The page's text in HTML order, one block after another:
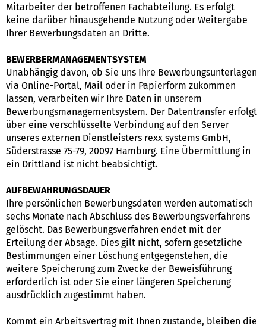
Mitarbeiter der betroffenen Fachabteilung. Es erfolgt
keine darüber hinausgehende Nutzung oder Weitergabe
Ihrer Bewerbungsdaten an Dritte.
BEWERBERMANAGEMENTSYSTEM
Unabhängig davon, ob Sie uns Ihre Bewerbungsunterlagen
via Online-Portal, Mail oder in Papierform zukommen
lassen, verarbeiten wir Ihre Daten in unserem
Bewerbungsmanagementsystem. Der Datentransfer erfolgt
über eine verschlüsselte Verbindung auf den Server
unseres externen Dienstleisters rexx systems GmbH,
Süderstrasse 75-79, 20097 Hamburg. Eine Übermittlung in
ein Drittland ist nicht beabsichtigt.
AUFBEWAHRUNGSDAUER
Ihre persönlichen Bewerbungsdaten werden automatisch
sechs Monate nach Abschluss des Bewerbungsverfahrens
gelöscht. Das Bewerbungsverfahren endet mit der
Erteilung der Absage. Dies gilt nicht, sofern gesetzliche
Bestimmungen einer Löschung entgegenstehen, die
weitere Speicherung zum Zwecke der Beweisführung
erforderlich ist oder Sie einer längeren Speicherung
ausdrücklich zugestimmt haben.
Kommt ein Arbeitsvertrag mit Ihnen zustande, bleiben die